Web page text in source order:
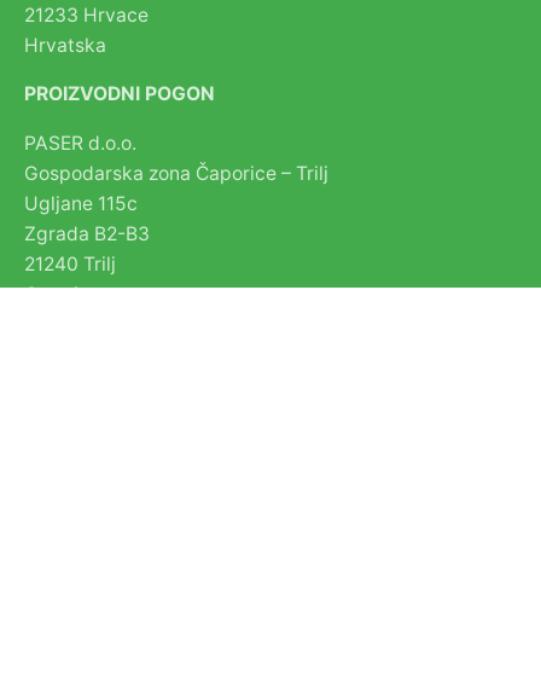
21233 Hrvace
Hrvatska
PROIZVODNI POGON
PASER d.o.o.
Gospodarska zona Čaporice – Trilj
Ugljane 115c
Zgrada B2-B3
21240 Trilj
Croatia